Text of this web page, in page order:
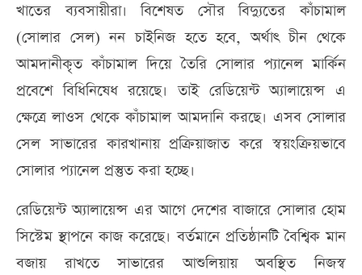
খাতের ব্যবসায়ীরা। বিশেষত সৌর বিদ্যুতের কাঁচামাল
(সোলার সেল) নন চাইনিজ হতে হবে, অর্থাৎ চীন থেকে
আমদানীকৃত কাঁচামাল দিয়ে তৈরি সোলার প্যানেল মার্কিন
প্রবেশে বিধিনিষেধ রয়েছে। তাই রেডিয়েন্ট অ্যালায়েন্স এ
ক্ষেত্রে লাওস থেকে কাঁচামাল আমদানি করছে। এসব সোলার
সেল সাভারের কারখানায় প্রক্রিয়াজাত করে স্বয়ংক্রিয়ভাবে
সোলার প্যানেল প্রস্তুত করা হচ্ছে।
রেডিয়েন্ট অ্যালায়েন্স এর আগে দেশের বাজারে সোলার হোম
সিস্টেম স্থাপনে কাজ করেছে। বর্তমানে প্রতিষ্ঠানটি বৈশ্বিক মান
বজায় রাখতে সাভারের আশুলিয়ায় অবস্থিত নিজস্ব